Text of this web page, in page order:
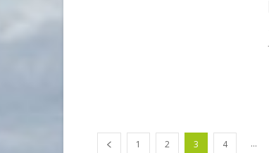
1 2 3 4 ...